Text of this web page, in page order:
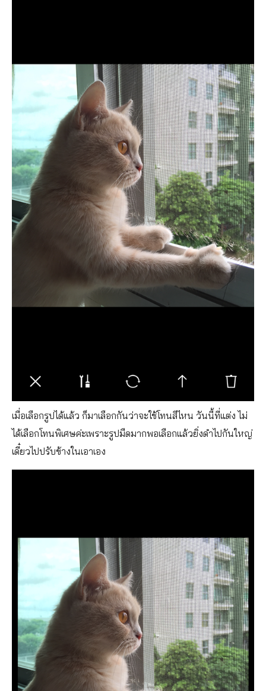
เมื่อเลือกรูปได้แล้ว ก็มาเลือกกันว่าจะใช้โทนสีไหน วันนี้ที่แต่ง ไม่
ได้เลือกโทนพิเศษค่ะเพราะรูปมืดมากพอเลือกแล้วยิ่งดำไปกันใหญ่
เดี๋ยวไปปรับข้างในเอาเอง